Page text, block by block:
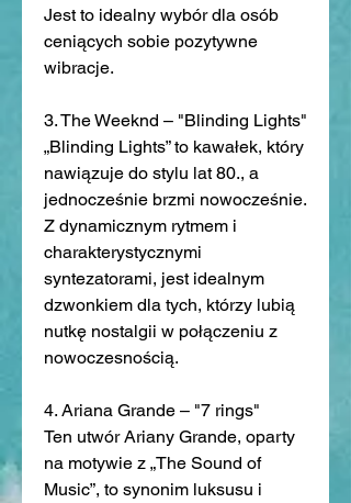
Jest to idealny wybór dla osób
ceniących sobie pozytywne
wibracje.
3. The Weeknd – "Blinding Lights"
„Blinding Lights” to kawałek, który
nawiązuje do stylu lat 80., a
jednocześnie brzmi nowocześnie.
Z dynamicznym rytmem i
charakterystycznymi
syntezatorami, jest idealnym
dzwonkiem dla tych, którzy lubią
nutkę nostalgii w połączeniu z
nowoczesnością.
4. Ariana Grande – "7 rings"
Ten utwór Ariany Grande, oparty
na motywie z „The Sound of
Music”, to synonim luksusu i